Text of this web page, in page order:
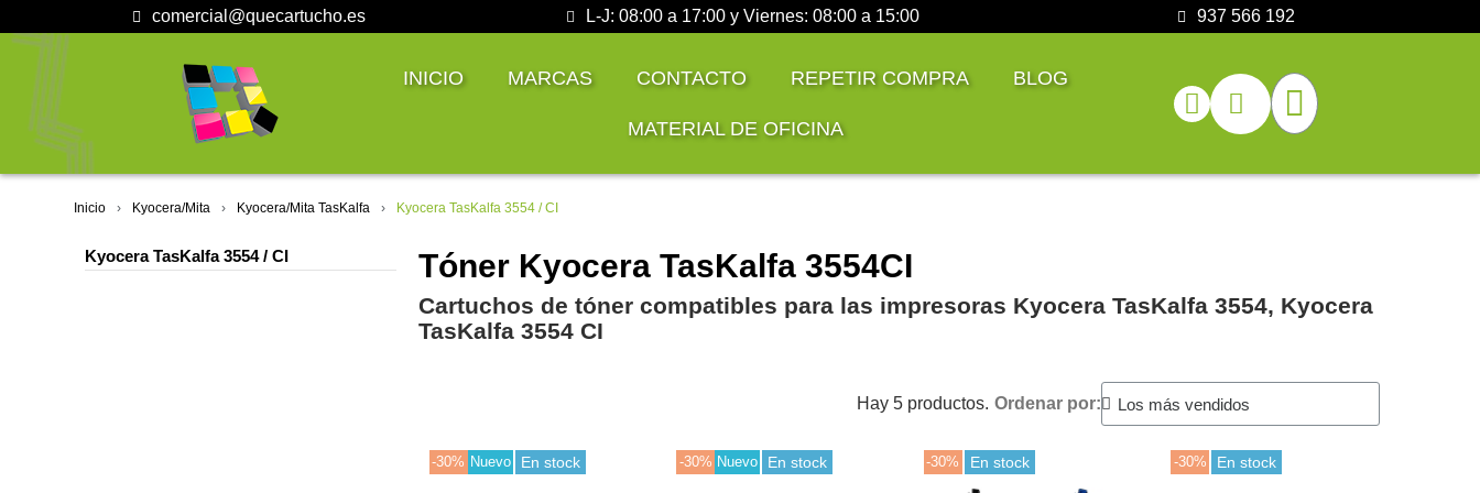
comercial@quecartucho.es L-J: 08:00 a 17:00 y Viernes: 08:00 a 15:00 937 566 192
INICIO MARCAS CONTACTO REPETIR COMPRA BLOG
MATERIAL DE OFICINA
Inicio Kyocera/Mita Kyocera/Mita TasKalfa Kyocera TasKalfa 3554 / CI
Kyocera TasKalfa 3554 / CI Tóner Kyocera TasKalfa 3554CI
Cartuchos de tóner compatibles para las impresoras Kyocera TasKalfa 3554, Kyocera
TasKalfa 3554 CI
Hay 5 productos. Ordenar por:
-30% Nuevo En stock -30% Nuevo En stock -30% En stock -30% En stock